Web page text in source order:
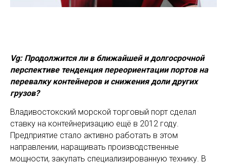
Vg: Продолжится ли в ближайшей и долгосрочной
перспективе тенденция переориентации портов на
перевалку контейнеров и снижения доли других
грузов?
Владивостокский морской торговый порт сделал
ставку на контейнеризацию ещё в 2012 году.
Предприятие стало активно работать в этом
направлении, наращивать производственные
мощности, закупать специализированную технику. В